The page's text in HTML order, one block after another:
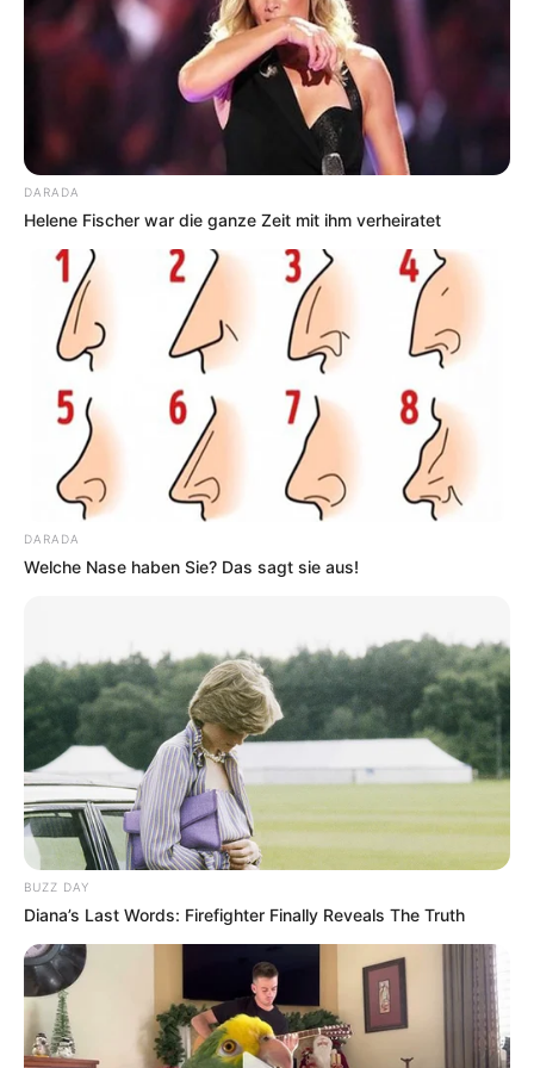
d
Tagesausflugsziele für Schwäbisch Gmünd und Lor
Bademöglichkeiten
Wandern
Kinoprogramm
Angebote für Behinderte
Aussichtstürme
Kletterparks
Tier- und Zooparks
Ausflug mit der Bahn
Fremdenverkehrsamt und Tourist Information Lorch
Hier kann auch eineVeranstaltung für Lorch eingetragen
werden, ebenso für alle weiteren Städte und Gemeinden.
Lage der Schelmenklinge:
Hier kann dieRoute zu diesem Ausflugszielberechnet
werden, auch vomaktuellen Standortaus . Außerdem
bieten wir die GPS-Daten als Wegpunkt zum
im GPX-Formatan, für den Import in Navigationsgeräten
(entspricht dem Breitengrad) = 48.8139 und Longitude
(entspricht dem Längengrad) = 9.6999.
Die zu Fuß erreichbare Schelmenklinge bei Lorch
(Parkplätze Eingabe Navigationsgerät: Klosterstraße in
73547 Lorch) als Markierung und mitParkplätzen auf dem
DARADA
Helene Fischer war die ganze Zeit mit ihm verheiratet
DARADA
Welche Nase haben Sie? Das sagt sie aus!
BUZZ DAY
Diana’s Last Words: Firefighter Finally Reveals The Truth